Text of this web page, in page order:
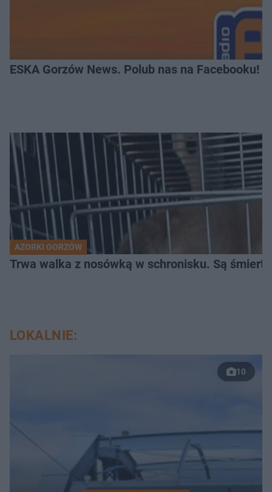
ESKA Gorzów News. Polub nas na Facebooku!
AZORKI GORZÓW
Trwa walka z nosówką w schronisku. Są
LOKALNIE:
10